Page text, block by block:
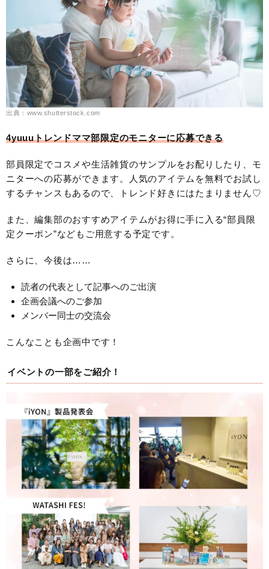
出典：www.shutterstock.com
4yuuuトレンドママ部限定のモニターに応募できる
部員限定でコスメや生活雑貨のサンプルをお配りしたり、モ
ニターへの応募ができます。人気のアイテムを無料でお試し
するチャンスもあるので、トレンド好きにはたまりません♡
また、編集部のおすすめアイテムがお得に手に入る“部員限
定クーポン”などもご用意する予定です。
さらに、今後は……
読者の代表として記事へのご出演
企画会議へのご参加
メンバー同士の交流会
こんなことも企画中です！
イベントの一部をご紹介！